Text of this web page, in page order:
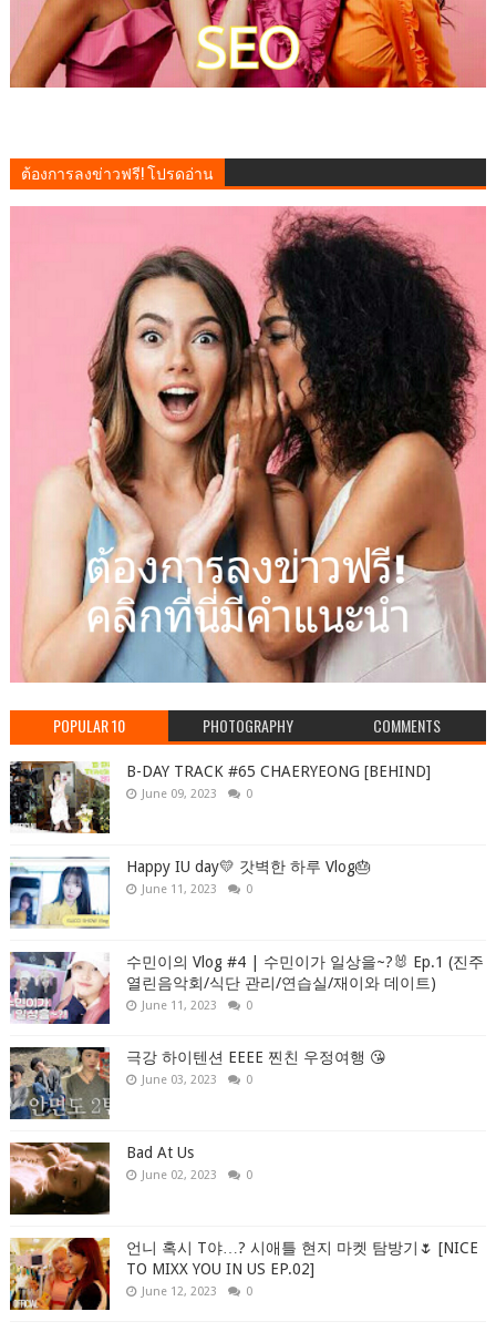
ต้องการลงข่าวฟรี! โปรดอ่าน
POPULAR 10 PHOTOGRAPHY COMMENTS
B-DAY TRACK #65 CHAERYEONG [BEHIND]
June 09, 2023 0
Happy IU day💛 갓벽한 하루 Vlog🎂
June 11, 2023 0
수민이의 Vlog #4 | 수민이가 일상을~?🐰 Ep.1 (진주
열린음악회/식단 관리/연습실/재이와 데이트)
June 11, 2023 0
극강 하이텐션 EEEE 찐친 우정여행 😘
June 03, 2023 0
Bad At Us
June 02, 2023 0
언니 혹시 T야…? 시애틀 현지 마켓 탐방기🌷 [NICE
TO MIXX YOU IN US EP.02]
June 12, 2023 0